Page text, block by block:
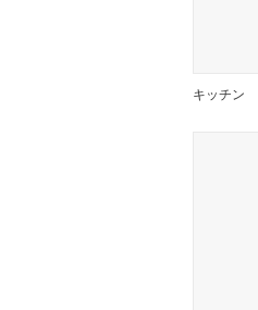
キッチン